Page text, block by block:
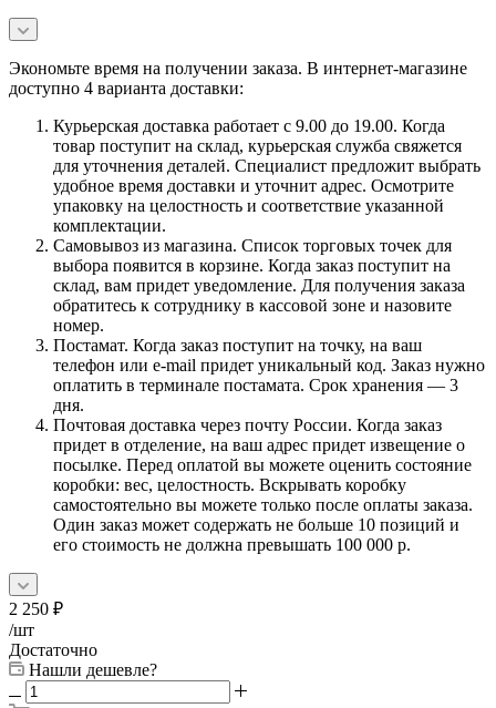
Экономьте время на получении заказа. В интернет-магазине
доступно 4 варианта доставки:
Курьерская доставка работает с 9.00 до 19.00. Когда
товар поступит на склад, курьерская служба свяжется
для уточнения деталей. Специалист предложит выбрать
удобное время доставки и уточнит адрес. Осмотрите
упаковку на целостность и соответствие указанной
комплектации.
Самовывоз из магазина. Список торговых точек для
выбора появится в корзине. Когда заказ поступит на
склад, вам придет уведомление. Для получения заказа
обратитесь к сотруднику в кассовой зоне и назовите
номер.
Постамат. Когда заказ поступит на точку, на ваш
телефон или e-mail придет уникальный код. Заказ нужно
оплатить в терминале постамата. Срок хранения — 3
дня.
Почтовая доставка через почту России. Когда заказ
придет в отделение, на ваш адрес придет извещение о
посылке. Перед оплатой вы можете оценить состояние
коробки: вес, целостность. Вскрывать коробку
самостоятельно вы можете только после оплаты заказа.
Один заказ может содержать не больше 10 позиций и
его стоимость не должна превышать 100 000 р.
2 250 ₽
/шт
Достаточно
Нашли дешевле?